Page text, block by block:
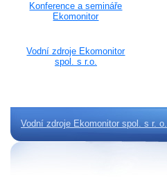
Konference a semináře
Ekomonitor
Vodní zdroje Ekomonitor
spol. s r.o.
Vodní zdroje Ekomonitor spol. s r. o.